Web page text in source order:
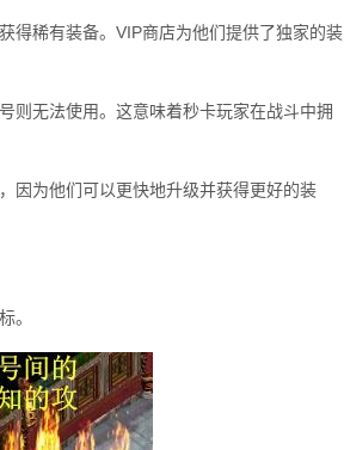
得稀有装备。VIP商店为他们提供了独家的装
则无法使用。这意味着秒卡玩家在战斗中拥
因为他们可以更快地升级并获得更好的装
。